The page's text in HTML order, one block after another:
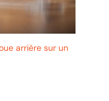
arrière sur un